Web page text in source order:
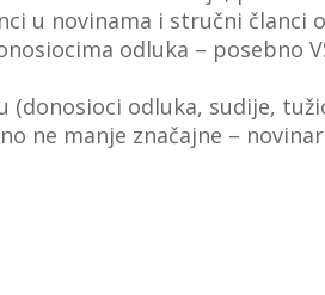
u novinama i stručni članci
odluka – posebno
odluka, sudije,
ne manje značajne –